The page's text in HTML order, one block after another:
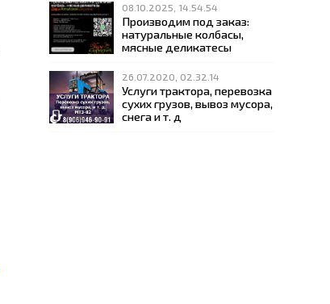
08.10.2025, 14.54.54
Производим под заказ:
натуральные колбасы,
мясные деликатесы
26.07.2020, 02.32.14
Услуги трактора, перевозка
сухих грузов, вывоз мусора,
снега и т. д